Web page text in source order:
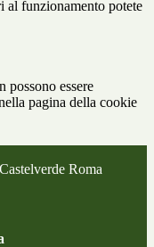
al funzionamento potete
possono essere
pagina della cookie
Roma